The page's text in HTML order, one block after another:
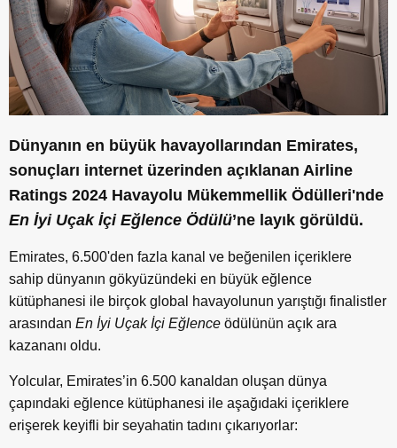
Dünyanın en büyük havayollarından Emirates,
sonuçları internet üzerinden açıklanan Airline
Ratings 2024 Havayolu Mükemmellik Ödülleri'nde
En İyi Uçak İçi Eğlence Ödülü’ne layık görüldü.
Emirates, 6.500'den fazla kanal ve beğenilen içeriklere
sahip dünyanın gökyüzündeki en büyük eğlence
kütüphanesi ile birçok global havayolunun yarıştığı finalistler
arasından En İyi Uçak İçi Eğlence ödülünün açık ara
kazananı oldu.
Yolcular, Emirates’in 6.500 kanaldan oluşan dünya
çapındaki eğlence kütüphanesi ile aşağıdaki içeriklere
erişerek keyifli bir seyahatin tadını çıkarıyorlar: